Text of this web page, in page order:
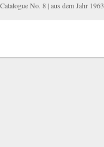
No. 8 | aus dem Jahr 1963